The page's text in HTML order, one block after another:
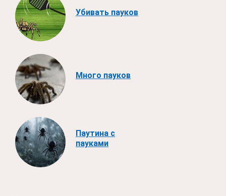
Убивать пауков
Много пауков
Паутина с
пауками